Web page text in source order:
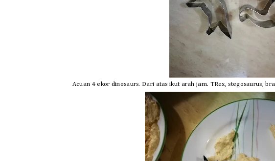
Acuan 4 ekor dinosaurs. Dari atas ikut arah jam. TRex, stegosaurus,